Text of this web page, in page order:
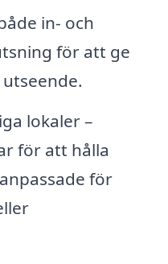
in- och
för att ge
lokaler –
för att hålla
för